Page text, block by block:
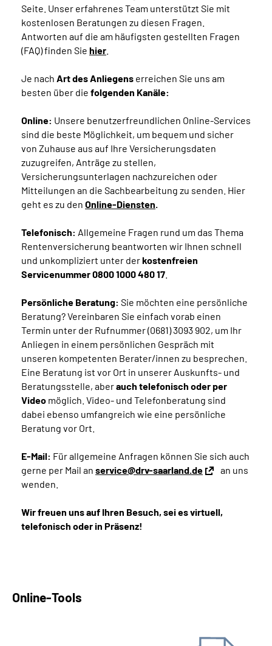
Seite. Unser erfahrenes Team unterstützt Sie mit
kostenlosen Beratungen zu diesen Fragen.
Antworten auf die am häufigsten gestellten Fragen
(FAQ) finden Sie hier
Je nach Art des Anliegens erreichen Sie uns am
besten über die folgenden Kanäle:
Online: Unsere benutzerfreundlichen Online-Services
sind die beste Möglichkeit, um bequem und sicher
von Zuhause aus auf Ihre Versicherungsdaten
zuzugreifen, Anträge zu stellen,
Versicherungsunterlagen nachzureichen oder
Mitteilungen an die Sachbearbeitung zu senden. Hier
geht es zu den Online-Diensten.
Telefonisch: Allgemeine Fragen rund um das Thema
Rentenversicherung beantworten wir Ihnen schnell
und unkompliziert unter derkostenfreien
Servicenummer 0800 1000 480 17
Persönliche Beratung: Sie möchten eine persönliche
Beratung? Vereinbaren Sie einfach vorab einen
Termin unter der Rufnummer (0681) 3093 902, um Ihr
Anliegen in einem persönlichen Gespräch mit
unseren kompetenten Berater/innen zu besprechen.
Eine Beratung ist vor Ort in unserer Auskunfts- und
Beratungsstelle, aberauch telefonisch oder per
Video möglich. Video- und Telefonberatung sind
dabei ebenso umfangreich wie eine persönliche
Beratung vor Ort.
E-Mail: Für allgemeine Anfragen können Sie sich auch
gerne per Mail an service@drv-saarland.de
an uns
wenden.
Wir freuen uns auf Ihren Besuch, sei es virtuell,
telefonisch oder in Präsenz!
Online-Tools